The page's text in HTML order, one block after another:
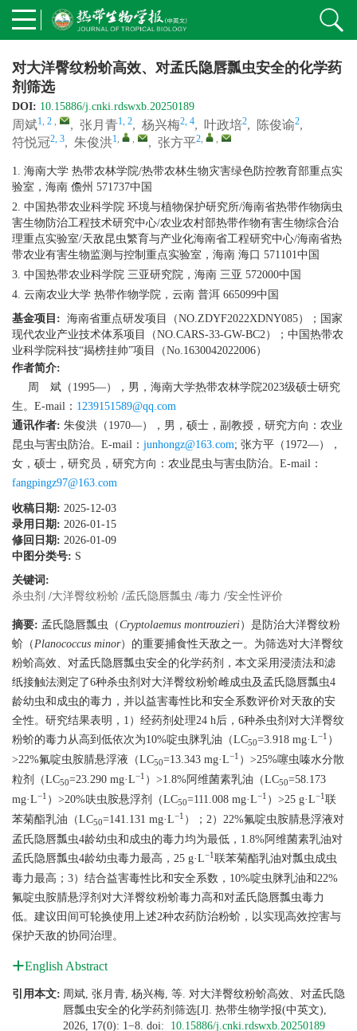
对大洋臀纹粉蚧高效、对孟氏隐唇瓢虫安全的化学药
剂筛选
DOI: 10.15886/j.cnki.rdswxb.20250189
周斌1, 2 , , 张月青1, 2, 杨兴梅2, 4, 叶政培2, 陈俊谕2,
符悦冠2, 3, 朱俊洪1, , , 张方平2, ,
1. 海南大学 热带农林学院/热带农林生物灾害绿色防控教育部重点实
验室，海南 儋州 571737中国
2. 中国热带农业科学院 环境与植物保护研究所/海南省热带作物病虫
害生物防治工程技术研究中心/农业农村部热带作物有害生物综合治
理重点实验室/天敌昆虫繁育与产业化海南省工程研究中心/海南省热
带农业有害生物监测与控制重点实验室，海南 海口 571101中国
3. 中国热带农业科学院 三亚研究院，海南 三亚 572000中国
4. 云南农业大学 热带作物学院，云南 普洱 665099中国
基金项目: 海南省重点研发项目（NO.ZDYF2022XDNY085）；国家
现代农业产业技术体系项目（NO.CARS-33-GW-BC2）；中国热带农
业科学院科技“揭榜挂帅”项目（No.1630042022006）
作者简介:
周 斌（1995—），男，海南大学热带农林学院2023级硕士研究
生。E-mail： 1239151589@qq.com
通讯作者: 朱俊洪（1970—），男，硕士，副教授，研究方向：农业
昆虫与害虫防治。E-mail： junhongz@163.com; 张方平（1972—），
女，硕士，研究员，研究方向：农业昆虫与害虫防治。E-mail：
fangpingz97@163.com
收稿日期: 2025-12-03
录用日期: 2026-01-15
修回日期: 2026-01-09
中图分类号: S
关键词:
杀虫剂 /大洋臀纹粉蚧 /孟氏隐唇瓢虫 /毒力 /安全性评价
摘要: 孟氏隐唇瓢虫（Cryptolaemus montrouzieri）是防治大洋臀纹粉
蚧（Planococcus minor）的重要捕食性天敌之一。为筛选对大洋臀纹
粉蚧高效、对孟氏隐唇瓢虫安全的化学药剂，本文采用浸渍法和滤
纸接触法测定了6种杀虫剂对大洋臀纹粉蚧雌成虫及孟氏隐唇瓢虫4
龄幼虫和成虫的毒力，并以益害毒性比和安全系数评价对天敌的安
全性。研究结果表明，1）经药剂处理24 h后，6种杀虫剂对大洋臀纹
粉蚧的毒力从高到低依次为10%啶虫脒乳油（LC50=3.918 mg·L−1 ）
>22%氟啶虫胺腈悬浮液（LC50=13.343 mg·L−1 ）>25%噻虫嗪水分散
粒剂（LC50=23.290 mg·L−1 ）>1.8%阿维菌素乳油（LC50=58.173
mg·L−1 ）>20%呋虫胺悬浮剂（LC50=111.008 mg·L−1 ）>25 g·L−1 联
苯菊酯乳油（LC50=141.131 mg·L−1 ）；2）22%氟啶虫胺腈悬浮液对
孟氏隐唇瓢虫4龄幼虫和成虫的毒力均为最低，1.8%阿维菌素乳油对
孟氏隐唇瓢虫4龄幼虫毒力最高，25 g·L−1 联苯菊酯乳油对瓢虫成虫
毒力最高；3）结合益害毒性比和安全系数，10%啶虫脒乳油和22%
氟啶虫胺腈悬浮剂对大洋臀纹粉蚧毒力高和对孟氏隐唇瓢虫毒力
低。建议田间可轮换使用上述2种农药防治粉蚧，以实现高效控害与
保护天敌的协同治理。
English Abstract
引用本文: 周斌, 张月青, 杨兴梅, 等. 对大洋臀纹粉蚧高效、对孟氏隐
唇瓢虫安全的化学药剂筛选[J]. 热带生物学报(中英文),
2026, 17(0): 1−8. doi: 10.15886/j.cnki.rdswxb.20250189